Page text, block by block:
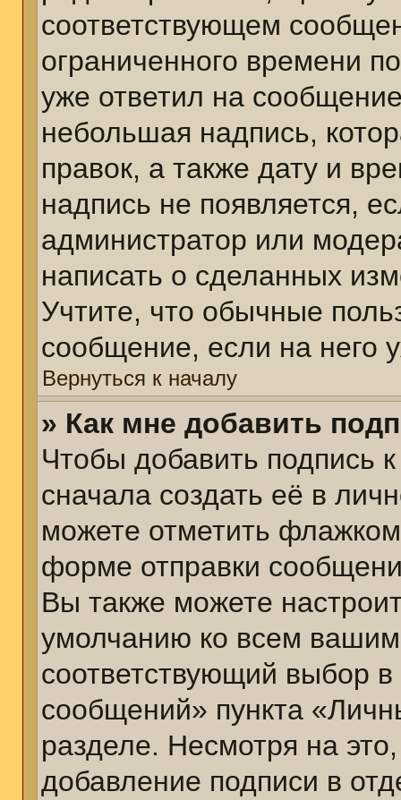
соответствующем
ограниченного времени
уже ответил на
небольшая надпись,
правок, а также дату и
надпись не появляется,
администратор или
написать о сделанных
Учтите, что обычные
сообщение, если на него
Вернуться к началу
» Как мне добавить
Чтобы добавить
сначала создать её в
можете отметить
форме отправки
Вы также можете
умолчанию ко всем
соответствующий выбор
сообщений» пункта
разделе. Несмотря на
добавление подписи в